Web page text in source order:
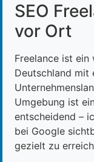
SEO
vor Ort
Freelance ist
Deutschland mit
Umgebung ist
entscheidend –
bei Google
gezielt zu